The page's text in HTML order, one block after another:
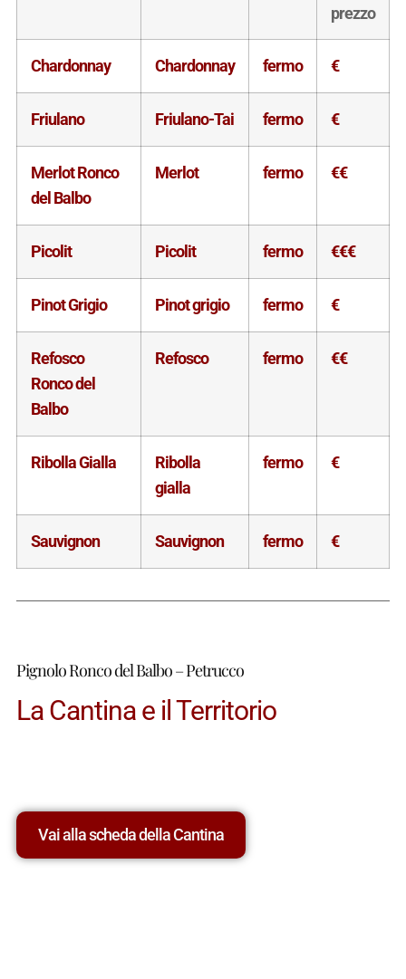
prezzo
Chardonnay Chardonnay fermo €
Friulano Friulano-Tai fermo €
Merlot Ronco
del Balbo
Merlot fermo €€
Picolit Picolit fermo €€€
Pinot Grigio Pinot grigio fermo €
Refosco
Ronco del
Balbo
Refosco fermo €€
Ribolla Gialla
Ribolla
gialla
fermo €
Sauvignon Sauvignon fermo €
Pignolo Ronco del Balbo – Petrucco
La Cantina e il Territorio
Vai alla scheda della Cantina